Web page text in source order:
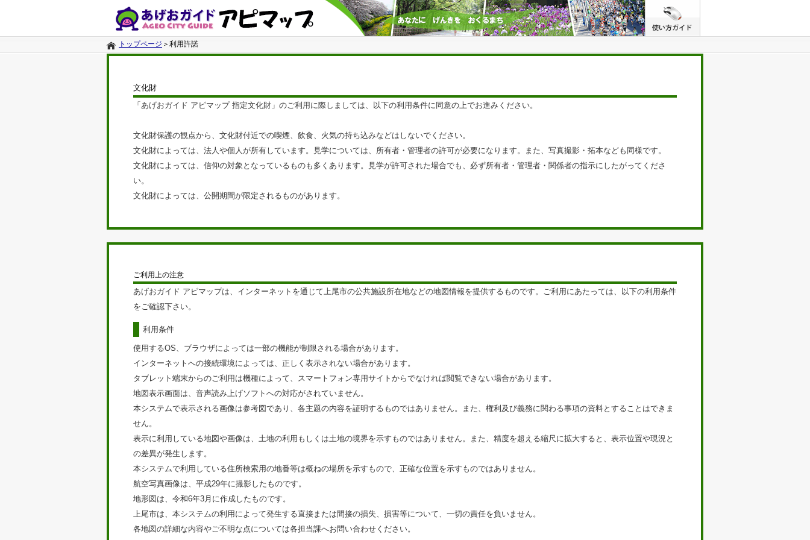
トップページ ＞ 利用許諾
文化財
「あげおガイド アピマップ 指定文化財」のご利用に際しましては、以下の利用条件に同意の上でお進みください。
文化財保護の観点から、文化財付近での喫煙、飲食、火気の持ち込みなどはしないでください。
文化財によっては、法人や個人が所有しています。見学については、所有者・管理者の許可が必要になります。また、写真撮影・拓本なども同様です。
文化財によっては、信仰の対象となっているものも多くあります。見学が許可された場合でも、必ず所有者・管理者・関係者の指示にしたがってくださ
い。
文化財によっては、公開期間が限定されるものがあります。
ご利用上の注意
あげおガイド アピマップは、インターネットを通じて上尾市の公共施設所在地などの地図情報を提供するものです。ご利用にあたっては、以下の利用条件
をご確認下さい。
利用条件
使用するOS、ブラウザによっては一部の機能が制限される場合があります。
インターネットへの接続環境によっては、正しく表示されない場合があります。
タブレット端末からのご利用は機種によって、スマートフォン専用サイトからでなければ閲覧できない場合があります。
地図表示画面は、音声読み上げソフトへの対応がされていません。
本システムで表示される画像は参考図であり、各主題の内容を証明するものではありません。また、権利及び義務に関わる事項の資料とすることはできま
せん。
表示に利用している地図や画像は、土地の利用もしくは土地の境界を示すものではありません。また、精度を超える縮尺に拡大すると、表示位置や現況と
の差異が発生します。
本システムで利用している住所検索用の地番等は概ねの場所を示すもので、正確な位置を示すものではありません。
航空写真画像は、平成29年に撮影したものです。
地形図は、令和6年3月に作成したものです。
上尾市は、本システムの利用によって発生する直接または間接の損失、損害等について、一切の責任を負いません。
各地図の詳細な内容やご不明な点については各担当課へお問い合わせください。